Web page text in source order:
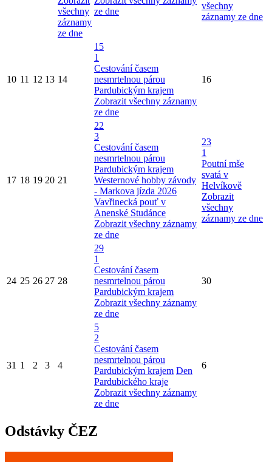
všechny
záznamy
ze dne
ze dne
všechny
záznamy ze dne
10 11 12 13 14
15
1
Cestování časem
nesmrtelnou párou
Pardubickým krajem
Zobrazit všechny záznamy
ze dne
16
17 18 19 20 21
22
3
Cestování časem
nesmrtelnou párou
Pardubickým krajem
Westernové hobby závody
- Markova jízda 2026
Vavřinecká pouť v
Anenské Studánce
Zobrazit všechny záznamy
ze dne
23
1
Poutní mše
svatá v
Helvíkově
Zobrazit
všechny
záznamy ze dne
24 25 26 27 28
29
1
Cestování časem
nesmrtelnou párou
Pardubickým krajem
Zobrazit všechny záznamy
ze dne
30
31 1 2 3 4
5
2
Cestování časem
nesmrtelnou párou
Pardubickým krajem Den
Pardubického kraje
Zobrazit všechny záznamy
ze dne
6
Odstávky ČEZ